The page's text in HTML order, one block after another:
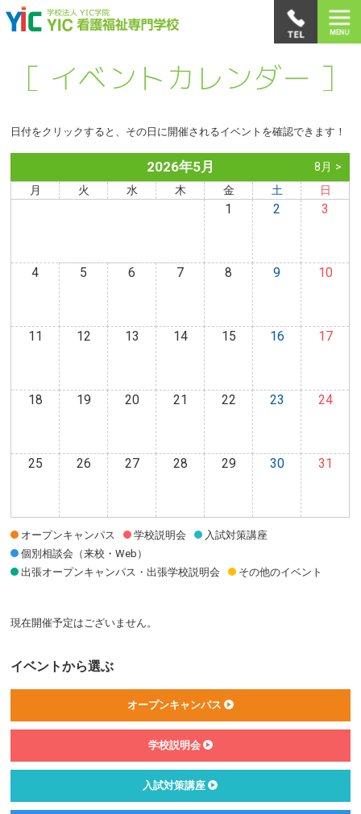
日付をクリックすると、その日に開催されるイベントを確認できます！
2026年5月
月 火 水 木 金 土 日
8月 >
1 2 3
4 5 6 7 8 9 10
11 12 13 14 15 16 17
18 19 20 21 22 23 24
25 26 27 28 29 30 31
オープンキャンパス 学校説明会
入試対策講座
個別相談会（来校・Web）
出張オープンキャンパス・出張学校説明会
その他のイベント
現在開催予定はございません。
イベントから選ぶ
オープンキャンパス
学校説明会
入試対策講座